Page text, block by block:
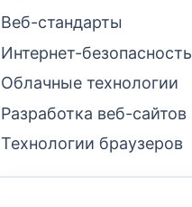
Веб-стандарты
Интернет-безопасность
Облачные технологии
Разработка веб-сайтов
Технологии браузеров